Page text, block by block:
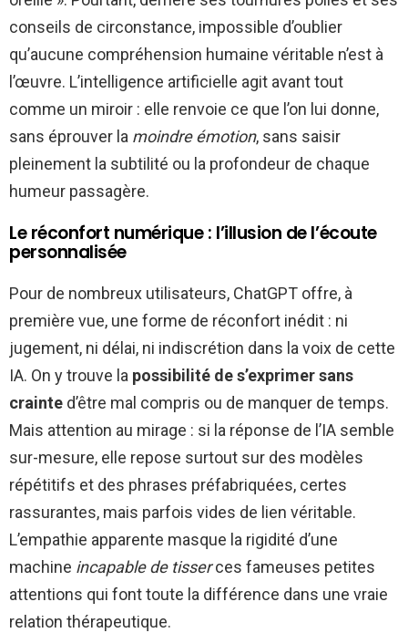
conseils de circonstance, impossible d’oublier
qu’aucune compréhension humaine véritable n’est à
l’œuvre. L’intelligence artificielle agit avant tout
comme un miroir : elle renvoie ce que l’on lui donne,
sans éprouver la moindre émotion, sans saisir
pleinement la subtilité ou la profondeur de chaque
humeur passagère.
Le réconfort numérique : l’illusion de l’écoute
personnalisée
Pour de nombreux utilisateurs, ChatGPT offre, à
première vue, une forme de réconfort inédit : ni
jugement, ni délai, ni indiscrétion dans la voix de cette
IA. On y trouve la possibilité de s’exprimer sans
crainte d’être mal compris ou de manquer de temps.
Mais attention au mirage : si la réponse de l’IA semble
sur-mesure, elle repose surtout sur des modèles
répétitifs et des phrases préfabriquées, certes
rassurantes, mais parfois vides de lien véritable.
L’empathie apparente masque la rigidité d’une
machine incapable de tisserces fameuses petites
attentions qui font toute la différence dans une vraie
relation thérapeutique.